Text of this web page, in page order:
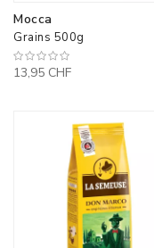
Mocca
Grains 500g
13,95 CHF